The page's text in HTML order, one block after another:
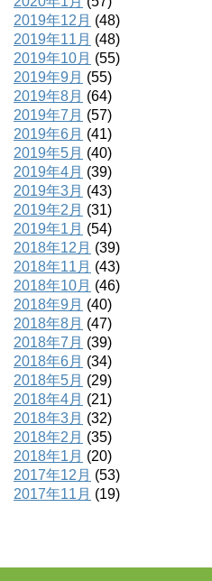
2019年12月 (48)
2019年11月 (48)
2019年10月 (55)
2019年9月 (55)
2019年8月 (64)
2019年7月 (57)
2019年6月 (41)
2019年5月 (40)
2019年4月 (39)
2019年3月 (43)
2019年2月 (31)
2019年1月 (54)
2018年12月 (39)
2018年11月 (43)
2018年10月 (46)
2018年9月 (40)
2018年8月 (47)
2018年7月 (39)
2018年6月 (34)
2018年5月 (29)
2018年4月 (21)
2018年3月 (32)
2018年2月 (35)
2018年1月 (20)
2017年12月 (53)
2017年11月 (19)